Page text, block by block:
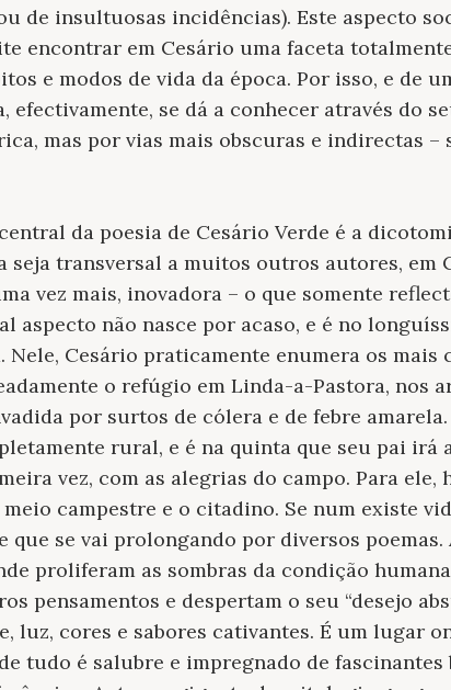
de insultuosas incidências). Este aspecto
encontrar em Cesário uma faceta
e modos de vida da época. Por isso, e de
efectivamente, se dá a conhecer através do
mas por vias mais obscuras e indirectas –
da poesia de Cesário Verde é a
seja transversal a muitos outros autores, em
vez mais, inovadora – o que somente
aspecto não nasce por acaso, e é no
Nele, Cesário praticamente enumera os
o refúgio em Linda-a-Pastora, nos
por surtos de cólera e de febre
rural, e é na quinta que seu pai irá
vez, com as alegrias do campo. Para ele,
campestre e o citadino. Se num existe
que se vai prolongando por diversos poemas.
proliferam as sombras da condição
pensamentos e despertam o seu “desejo
luz, cores e sabores cativantes. É um lugar
tudo é salubre e impregnado de fascinantes